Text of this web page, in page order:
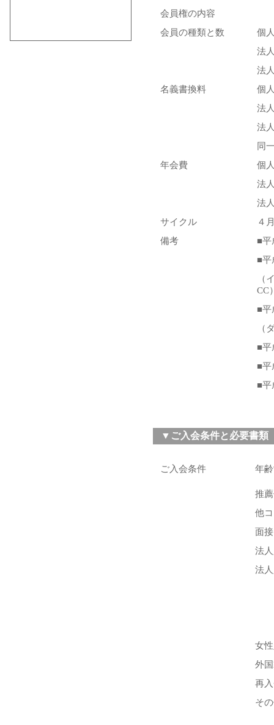
会員権の内容
会員の種類と数
個
法
法
名義書換料
個
法
法
同
年会費
個
法
法
サイクル
４
備考
■
■
（
CC
■
（
■平
■
■平
▼ご入会条件と必要書類
ご入会条件 年
推
他
面接
法
法
女
外
再
そ